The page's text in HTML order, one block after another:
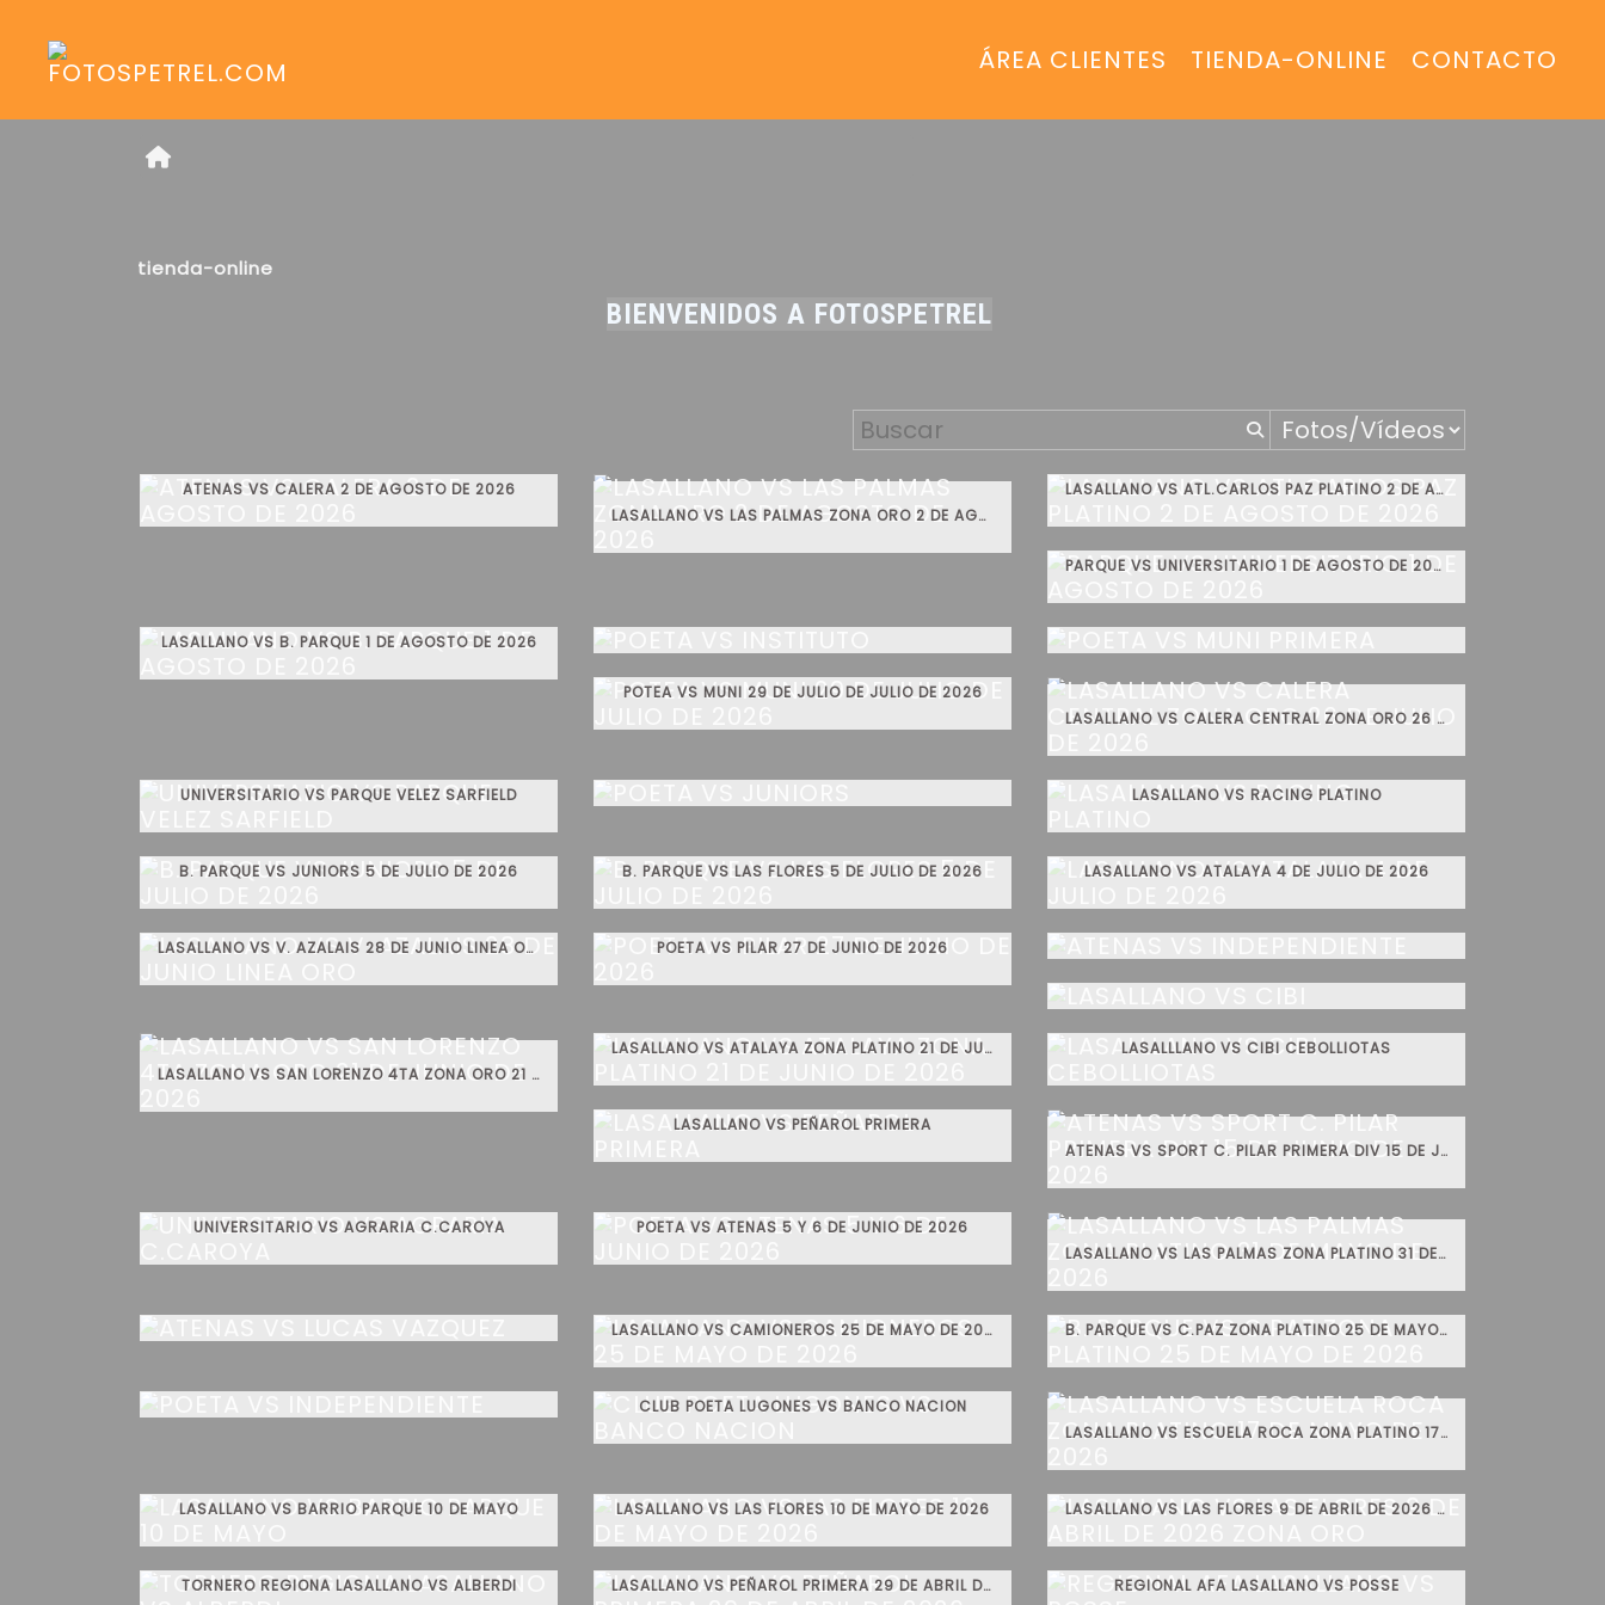
ÁREA CLIENTES TIENDA-ONLINE CONTACTO
tienda-online
BIENVENIDOS A FOTOSPETREL
ATENAS VS CALERA 2 DE AGOSTO DE 2026
LASALLANO VS LAS PALMAS ZONA ORO 2 DE AGOSTO DE 2026
LASALLANO VS ATL.CARLOS PAZ PLATINO 2 DE AGOSTO DE 2026
PARQUE VS UNIVERSITARIO 1 DE AGOSTO DE 2026
LASALLANO VS B. PARQUE 1 DE AGOSTO DE 2026
POTEA VS MUNI 29 DE JULIO DE JULIO DE 2026
LASALLANO VS CALERA CENTRAL ZONA ORO 26 DE JULIO DE 2026
UNIVERSITARIO VS PARQUE VELEZ SARFIELD
LASALLANO VS RACING PLATINO
B. PARQUE VS JUNIORS 5 DE JULIO DE 2026 B. PARQUE VS LAS FLORES 5 DE JULIO DE 2026 LASALLANO VS ATALAYA 4 DE JULIO DE 2026
LASALLANO VS V. AZALAIS 28 DE JUNIO LINEA ORO POETA VS PILAR 27 DE JUNIO DE 2026
LASALLANO VS SAN LORENZO 4TA ZONA ORO 21 DE JUNIO DE 2026
LASALLANO VS ATALAYA ZONA PLATINO 21 DE JUNIO DE 2026 LASALLLANO VS CIBI CEBOLLIOTAS
LASALLANO VS PEÑAROL PRIMERA
ATENAS VS SPORT C. PILAR PRIMERA DIV 15 DE JUNIO DE 2026
UNIVERSITARIO VS AGRARIA C.CAROYA
POETA VS ATENAS 5 Y 6 DE JUNIO DE 2026
LASALLANO VS LAS PALMAS ZONA PLATINO 31 DE MAYO DE 2026
LASALLANO VS CAMIONEROS 25 DE MAYO DE 2026
B. PARQUE VS C.PAZ ZONA PLATINO 25 DE MAYO DE 2026
CLUB POETA LUGONES VS BANCO NACION
LASALLANO VS ESCUELA ROCA ZONA PLATINO 17 DE MAYO DE 2026
LASALLANO VS BARRIO PARQUE 10 DE MAYO LASALLANO VS LAS FLORES 10 DE MAYO DE 2026 LASALLANO VS LAS FLORES 9 DE ABRIL DE 2026 ZONA ORO
TORNERO REGIONA LASALLANO VS ALBERDI LASALLANO VS PEÑAROL PRIMERA 29 DE ABRIL DE 2026 REGIONAL AFA LASALLANO VS POSSE